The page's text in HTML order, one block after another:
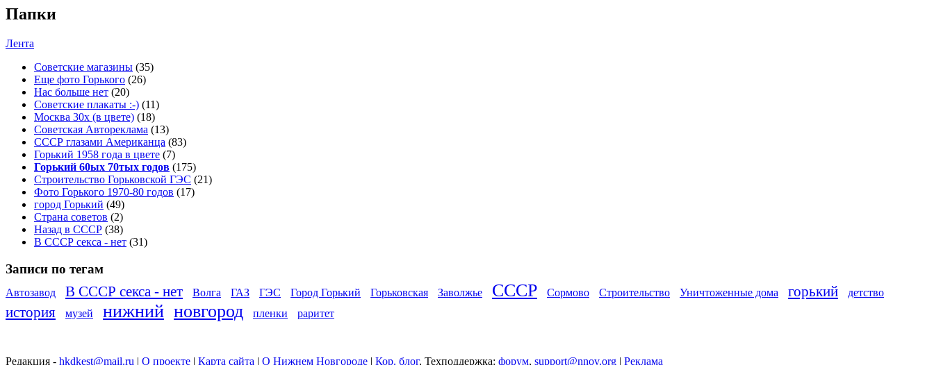
Папки
Лента
Советские магазины (35)
Еще фото Горького (26)
Нас больше нет (20)
Советские плакаты :-) (11)
Москва 30x (в цвете) (18)
Советская Автореклама (13)
СССР глазами Американца (83)
Горький 1958 года в цвете (7)
Горький 60ых 70тых годов (175)
Строительство Горьковской ГЭС (21)
Фото Горького 1970-80 годов (17)
город Горький (49)
Страна советов (2)
Назад в СССР (38)
В СССР секса - нет (31)
Записи по тегам
Автозавод В СССР секса - нет Волга ГАЗ ГЭС Город Горький Горьковская Заволжье СССР Сормово Строительство Уничтоженные дома горький детство
история музей нижний новгород пленки раритет
Редакция - hkdkest@mail.ru | О проекте | Карта сайта | О Нижнем Новгороде | Кор. блог, Техподдержка: форум, support@nnov.org | Реклама